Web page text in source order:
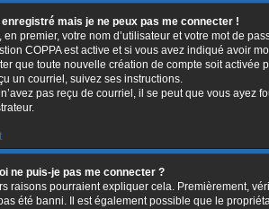
mais je ne peux pas me connecter !
en premier, votre nom d’utilisateur et votre mot de
COPPA est active et si vous avez indiqué avoir
que toute nouvelle création de compte soit activée
un courriel, suivez ses instructions.
pas reçu de courriel, il se peut que vous ayez
ne puis-je pas me connecter ?
raisons pourraient expliquer cela. Premièrement,
été banni. Il est également possible que le